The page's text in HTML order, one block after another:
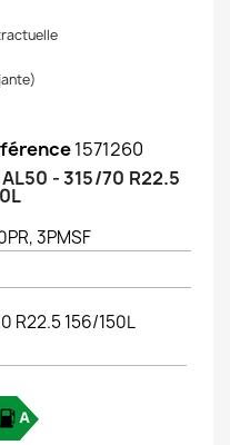
1571260
AL50 - 315/70 R22.5
3PMSF
R22.5 156/150L